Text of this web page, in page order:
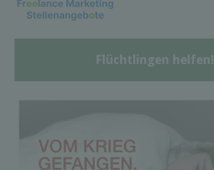
Flüchtlingen helfen!